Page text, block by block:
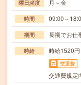
曜日頻度 月～金
時間 09:00～
期間 長期でお仕
時給 時給1520円
交通費
交通費規定